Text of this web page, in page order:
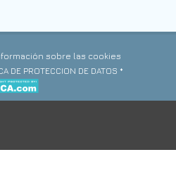
sobre las cookies
PROTECCION DE DATOS *